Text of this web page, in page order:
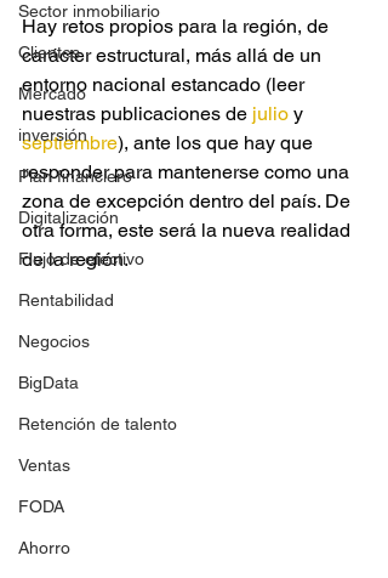
Sector inmobiliario
Clientes
Mercado
inversión
Plan financiero
Digitalización
Flujo de efectivo
Rentabilidad
Negocios
BigData
Retención de talento
Ventas
FODA
Ahorro
Hay retos propios para la región, de
carácter estructural, más allá de un
entorno nacional estancado (leer
nuestras publicaciones de julio y
septiembre), ante los que hay que
responder para mantenerse como una
zona de excepción dentro del país. De
otra forma, este será la nueva realidad
de la región.